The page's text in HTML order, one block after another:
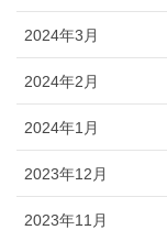
2024年3月
2024年2月
2024年1月
2023年12月
2023年11月